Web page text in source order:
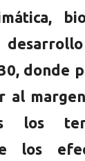
donde
al
los
los